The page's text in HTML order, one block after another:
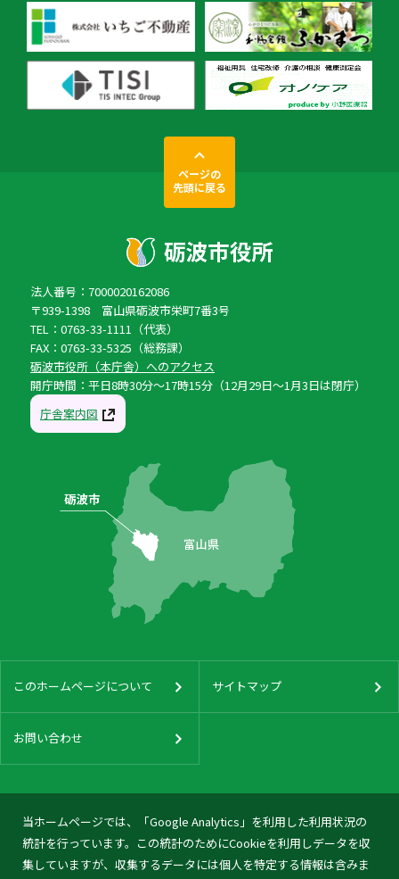
当ホームページでは、「Google Analytics」を利用した利用状況の
統計を行っています。この統計のためにCookieを利用しデータを収
集していますが、収集するデータには個人を特定する情報は含みま
ページの
先頭に戻る
法人番号：7000020162086
〒939-1398 富山県砺波市栄町7番3号
TEL：0763-33-1111（代表）
FAX：0763-33-5325（総務課）
砺波市役所（本庁舎）へのアクセス
開庁時間：平日8時30分〜17時15分（12月29日〜1月3日は閉庁）
庁舎案内図
このホームページについて サイトマップ
お問い合わせ